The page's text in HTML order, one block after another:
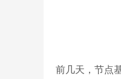
前几天，节点